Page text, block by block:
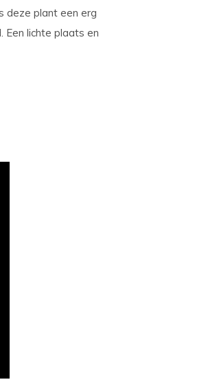
deze plant een erg
lichte plaats en